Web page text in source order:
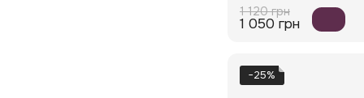
1 120 грн
1 050 грн
−25%